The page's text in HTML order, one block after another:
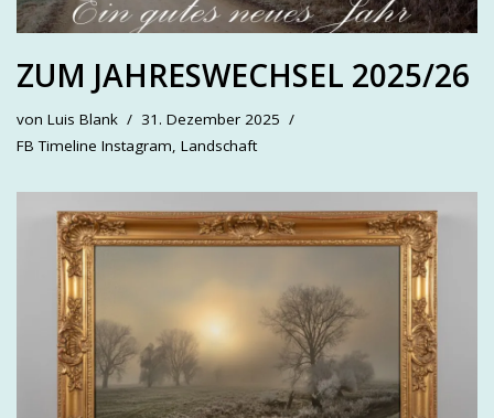
ZUM JAHRESWECHSEL 2025/26
von Luis Blank
31. Dezember 2025
FB Timeline Instagram, Landschaft